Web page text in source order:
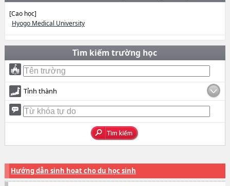
[Cao học]
Hyogo Medical University
Tìm kiếm trường học
Tỉnh thành
Hướng dẫn sinh hoạt cho du học sinh